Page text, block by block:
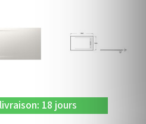
18 jours